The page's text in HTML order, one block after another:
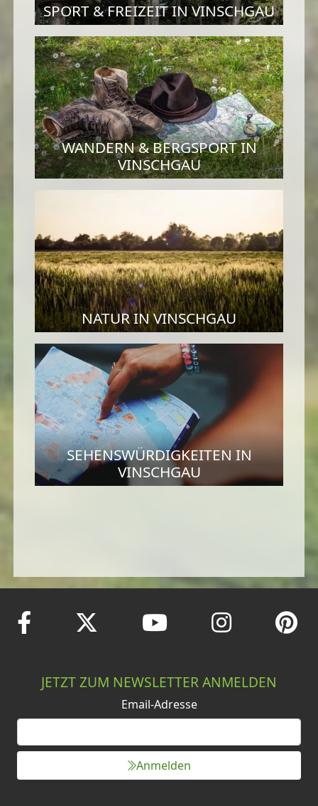
SPORT & FREIZEIT IN VINSCHGAU
WANDERN & BERGSPORT IN
VINSCHGAU
NATUR IN VINSCHGAU
SEHENSWÜRDIGKEITEN IN
VINSCHGAU
JETZT ZUM NEWSLETTER ANMELDEN
Email-Adresse
Anmelden